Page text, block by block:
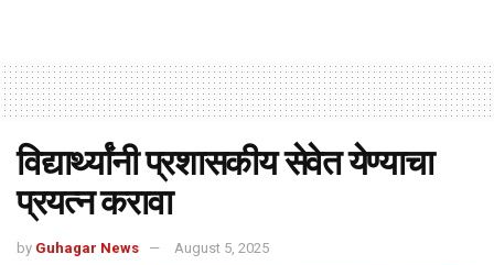
विद्यार्थ्यांनी प्रशासकीय सेवेत येण्याचा
प्रयत्न करावा
by Guhagar News August 5, 2025